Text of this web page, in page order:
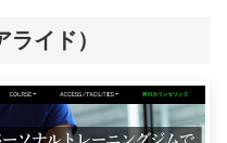
イド）